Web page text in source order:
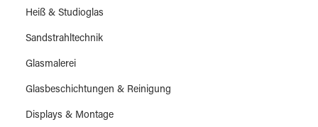
Heiß & Studioglas
Sandstrahltechnik
Glasmalerei
Glasbeschichtungen & Reinigung
Displays & Montage